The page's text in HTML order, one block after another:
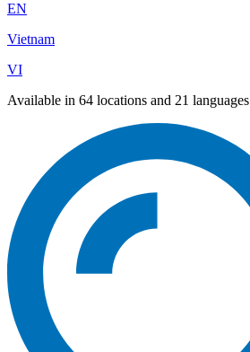
EN
Vietnam
VI
Available in 64 locations and 21 languages